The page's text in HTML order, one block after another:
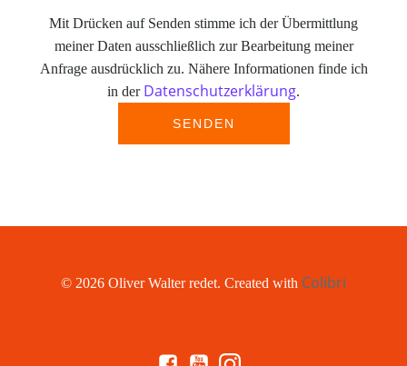
Mit Drücken auf Senden stimme ich der Übermittlung
meiner Daten ausschließlich zur Bearbeitung meiner
Anfrage ausdrücklich zu. Nähere Informationen finde ich
in der Datenschutzerklärung.
© 2026 Oliver Walter redet. Created with Colibri